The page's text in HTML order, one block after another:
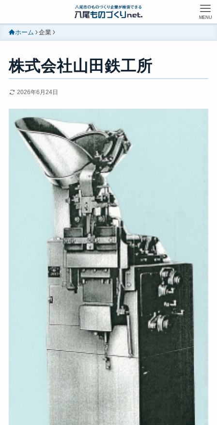
MENU
ホーム 企業
株式会社山田鉄工所
2026年6月24日